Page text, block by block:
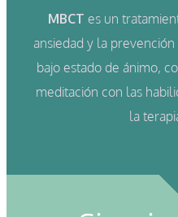
MBCT es un
ansiedad y la
bajo estado de ánimo,
meditación con las
la